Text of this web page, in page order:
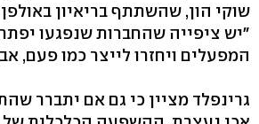
"יש ציפייה שהחברות שנפגעו
המפעלים ויחזרו לייצר כמו פעם,
גרינפלד מציין כי גם אם יתברר